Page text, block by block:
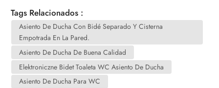
Tags Relacionados :
Asiento De Ducha Con Bidé Separado Y Cisterna
Empotrada En La Pared.
Asiento De Ducha De Buena Calidad
Elektroniczne Bidet Toaleta WC Asiento De Ducha
Asiento De Ducha Para WC